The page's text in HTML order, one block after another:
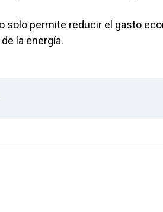
solo permite reducir el gasto
la energía.